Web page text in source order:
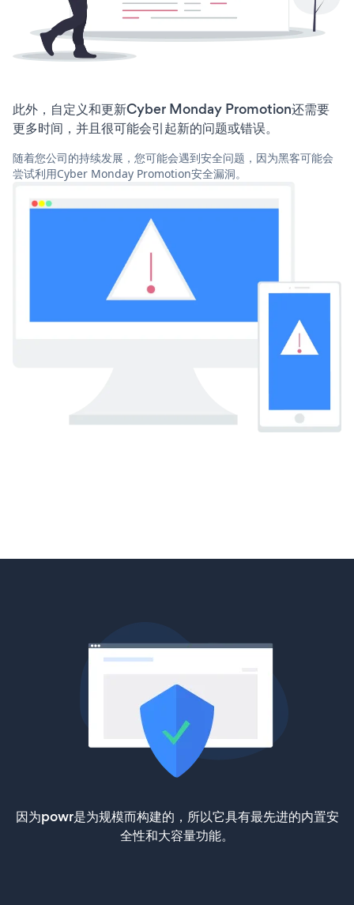
此外，自定义和更新Cyber Monday Promotion还需要
更多时间，并且很可能会引起新的问题或错误。
随着您公司的持续发展，您可能会遇到安全问题，因为黑客可能会
尝试利用Cyber Monday Promotion安全漏洞。
因为powr是为规模而构建的，所以它具有最先进的内置安
全性和大容量功能。